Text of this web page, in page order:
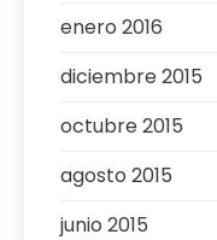
enero 2016
diciembre 2015
octubre 2015
agosto 2015
junio 2015